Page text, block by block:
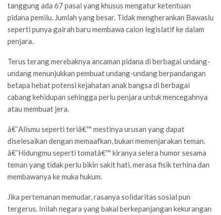
tanggung ada 67 pasal yang khusus mengatur ketentuan
pidana pemilu. Jumlah yang besar. Tidak mengherankan Bawaslu
seperti punya gairah baru membawa calon legislatif ke dalam
penjara.
Terus terang merebaknya ancaman pidana di berbagai undang-
undang menunjukkan pembuat undang-undang berpandangan
betapa hebat potensi kejahatan anak bangsa di berbagai
cabang kehidupan sehingga perlu penjara untuk mencegahnya
atau membuat jera.
â€˜Alismu seperti teriâ€™ mestinya urusan yang dapat
diselesaikan dengan memaafkan, bukan memenjarakan teman.
â€˜Hidungmu seperti tomatâ€™ kiranya selera humor sesama
teman yang tidak perlu bikin sakit hati, merasa fisik terhina dan
membawanya ke muka hukum.
Jika pertemanan memudar, rasanya solidaritas sosial pun
tergerus. Inilah negara yang bakal berkepanjangan kekurangan